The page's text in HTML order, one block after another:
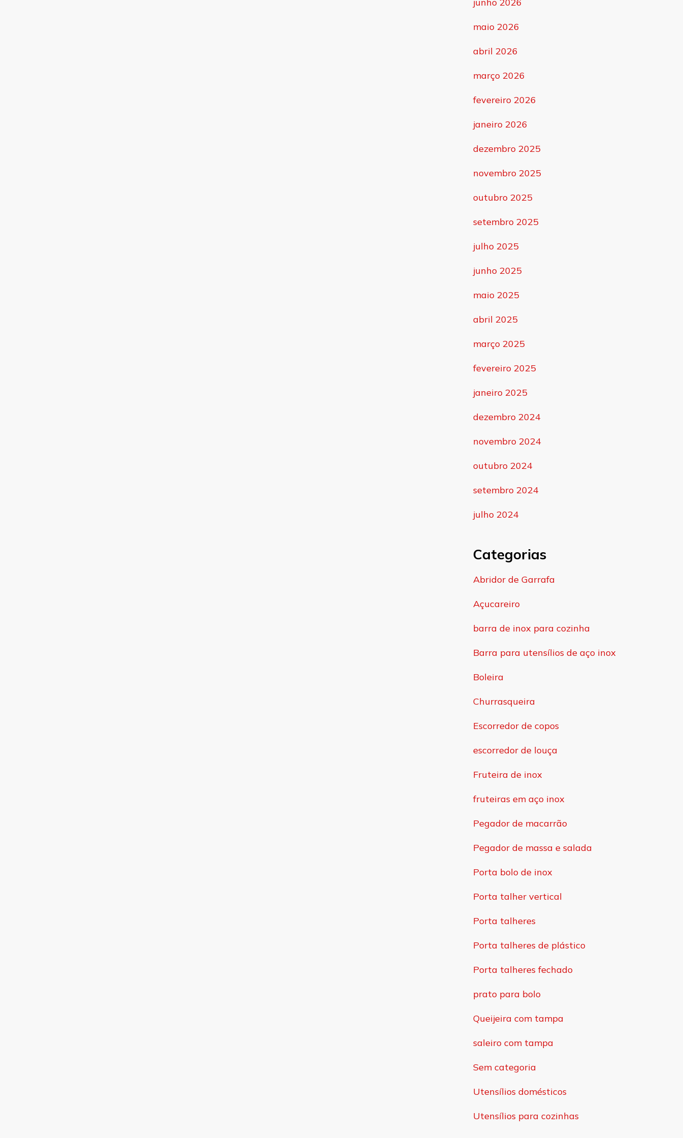
maio 2026
abril 2026
março 2026
fevereiro 2026
janeiro 2026
dezembro 2025
novembro 2025
outubro 2025
setembro 2025
julho 2025
junho 2025
maio 2025
abril 2025
março 2025
fevereiro 2025
janeiro 2025
dezembro 2024
novembro 2024
outubro 2024
setembro 2024
julho 2024
Categorias
Abridor de Garrafa
Açucareiro
barra de inox para cozinha
Barra para utensílios de aço inox
Boleira
Churrasqueira
Escorredor de copos
escorredor de louça
Fruteira de inox
fruteiras em aço inox
Pegador de macarrão
Pegador de massa e salada
Porta bolo de inox
Porta talher vertical
Porta talheres
Porta talheres de plástico
Porta talheres fechado
prato para bolo
Queijeira com tampa
saleiro com tampa
Sem categoria
Utensílios domésticos
Utensílios para cozinhas